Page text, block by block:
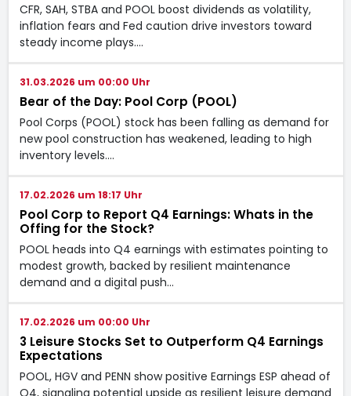
CFR, SAH, STBA and POOL boost dividends as volatility,
inflation fears and Fed caution drive investors toward
steady income plays.…
31.03.2026 um 00:00 Uhr
Bear of the Day: Pool Corp (POOL)
Pool Corps (POOL) stock has been falling as demand for
new pool construction has weakened, leading to high
inventory levels.…
17.02.2026 um 18:17 Uhr
Pool Corp to Report Q4 Earnings: Whats in the
Offing for the Stock?
POOL heads into Q4 earnings with estimates pointing to
modest growth, backed by resilient maintenance
demand and a digital push…
17.02.2026 um 00:00 Uhr
3 Leisure Stocks Set to Outperform Q4 Earnings
Expectations
POOL, HGV and PENN show positive Earnings ESP ahead of
Q4, signaling potential upside as resilient leisure demand